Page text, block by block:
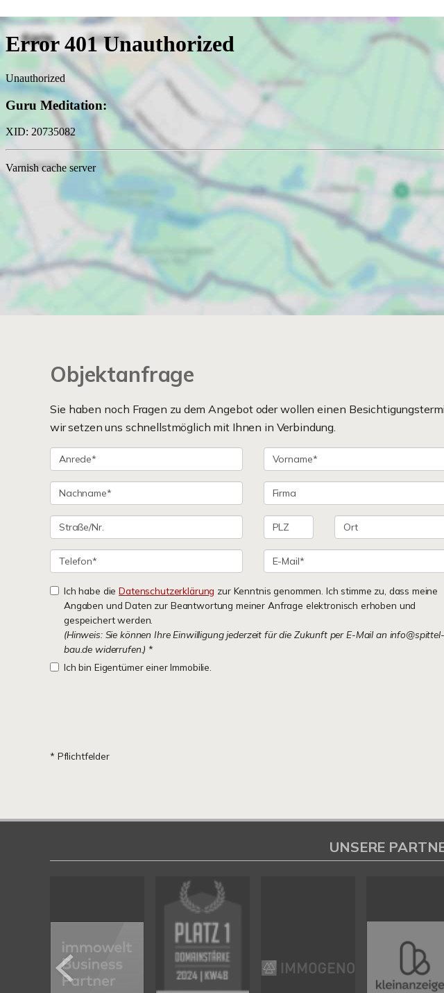
Objektanfrage
Sie haben noch Fragen zu dem Angebot oder wollen einen
wir setzen uns schnellstmöglich mit Ihnen in Verbindung.
Ich habe dieDatenschutzerklärung zur Kenntnis genommen. Ich stimme zu, dass meine
Angaben und Daten zur Beantwortung meiner Anfrage elektronisch erhoben und
gespeichert werden.
(Hinweis: Sie können Ihre Einwilligung jederzeit für die Zukunft per E-Mail an info@spittel-
bau.de widerrufen.) *
Ich bin Eigentümer einer Immobilie.
* Pflichtfelder
UNSERE